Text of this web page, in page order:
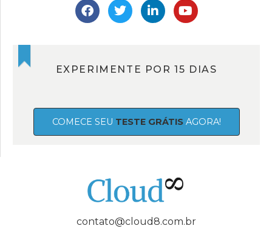
EXPERIMENTE POR 15 DIAS
COMECE SEU TESTE GRÁTISAGORA!
contato@cloud8.com.br